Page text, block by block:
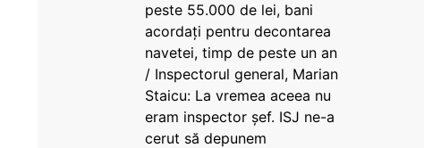
peste 55.000 de lei, bani
acordați pentru decontarea
navetei, timp de peste un an
/ Inspectorul general, Marian
Staicu: La vremea aceea nu
eram inspector șef. ISJ ne-a
cerut să depunem